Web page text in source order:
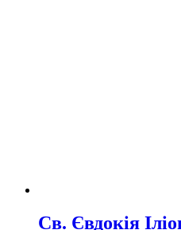
Св. Євдокія